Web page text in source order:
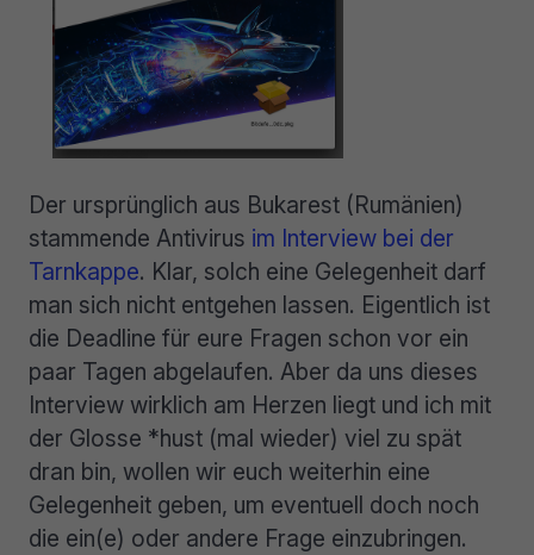
Der ursprünglich aus Bukarest (Rumänien)
stammende Antivirus im Interview bei der
Tarnkappe. Klar, solch eine Gelegenheit darf
man sich nicht entgehen lassen. Eigentlich ist
die Deadline für eure Fragen schon vor ein
paar Tagen abgelaufen. Aber da uns dieses
Interview wirklich am Herzen liegt und ich mit
der Glosse *hust (mal wieder) viel zu spät
dran bin, wollen wir euch weiterhin eine
Gelegenheit geben, um eventuell doch noch
die ein(e) oder andere Frage einzubringen.